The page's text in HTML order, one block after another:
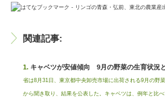
関連記事:
キャベツが安値傾向 9月の野菜の生育状況
省は8月31日、東京都中央卸売市場に出荷される9月の野
から聞き取り、結果を公表した。キャベツは、例年と比